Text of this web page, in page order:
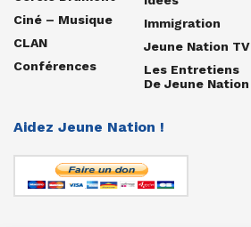
Ciné – Musique
CLAN
Conférences
Immigration
Jeune Nation TV
Les Entretiens
De Jeune Nation
Aidez Jeune Nation !